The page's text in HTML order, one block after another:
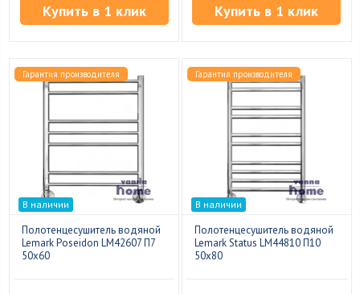
Купить в 1 клик Купить в 1 клик
Гарантия производителя
В наличии
Полотенцесушитель водяной
Lemark Poseidon LM42607 П7
50x60
Гарантия производителя
В наличии
Полотенцесушитель водяной
Lemark Status LM44810 П10
50x80